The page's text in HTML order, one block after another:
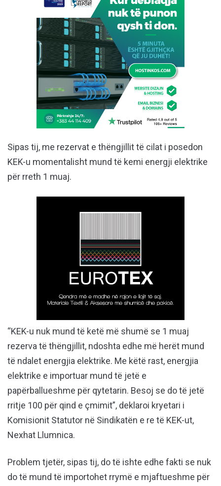
Sipas tij, me rezervat e thëngjillit të cilat i posedon
KEK-u momentalisht mund të kemi energji elektrike
për rreth 1 muaj.
“KEK-u nuk mund të ketë më shumë se 1 muaj
rezerva të thëngjillit, ndoshta edhe më herët mund
të ndalet energjia elektrike. Me këtë rast, energjia
elektrike e importuar mund të jetë e
papërballueshme për qytetarin. Besoj se do të jetë
rritje 100 për qind e çmimit”, deklaroi kryetari i
Komisionit Statutor në Sindikatën e re të KEK-ut,
Nexhat Llumnica.
Problem tjetër, sipas tij, do të ishte edhe fakti se nuk
do të mund të importohet rrymë e mjaftueshme për